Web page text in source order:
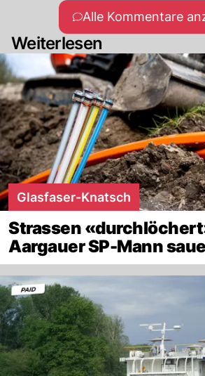
Alle Kommentare
Weiterlesen
Glasfaser-Knatsch
Strassen
Aargauer SP-Mann